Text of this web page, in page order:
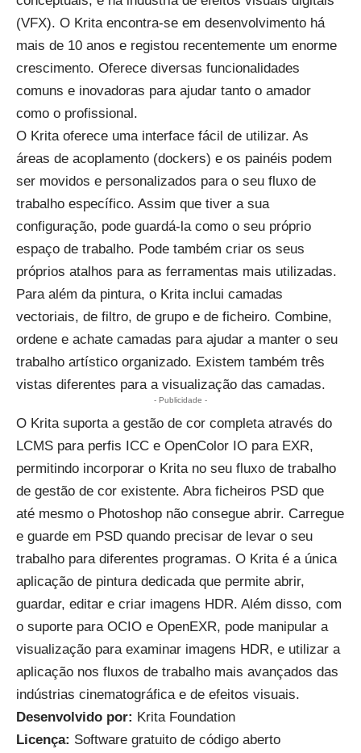
(VFX). O Krita encontra-se em desenvolvimento há
mais de 10 anos e registou recentemente um enorme
crescimento. Oferece diversas funcionalidades
comuns e inovadoras para ajudar tanto o amador
como o profissional.
O Krita oferece uma interface fácil de utilizar. As
áreas de acoplamento (dockers) e os painéis podem
ser movidos e personalizados para o seu fluxo de
trabalho específico. Assim que tiver a sua
configuração, pode guardá-la como o seu próprio
espaço de trabalho. Pode também criar os seus
próprios atalhos para as ferramentas mais utilizadas.
Para além da pintura, o Krita inclui camadas
vectoriais, de filtro, de grupo e de ficheiro. Combine,
ordene e achate camadas para ajudar a manter o seu
trabalho artístico organizado. Existem também três
vistas diferentes para a visualização das camadas.
- Publicidade -
O Krita suporta a gestão de cor completa através do
LCMS para perfis ICC e OpenColor IO para EXR,
permitindo incorporar o Krita no seu fluxo de trabalho
de gestão de cor existente. Abra ficheiros PSD que
até mesmo o Photoshop não consegue abrir. Carregue
e guarde em PSD quando precisar de levar o seu
trabalho para diferentes programas. O Krita é a única
aplicação de pintura dedicada que permite abrir,
guardar, editar e criar imagens HDR. Além disso, com
o suporte para OCIO e OpenEXR, pode manipular a
visualização para examinar imagens HDR, e utilizar a
aplicação nos fluxos de trabalho mais avançados das
indústrias cinematográfica e de efeitos visuais.
Desenvolvido por: Krita Foundation
Licença: Software gratuito de código aberto